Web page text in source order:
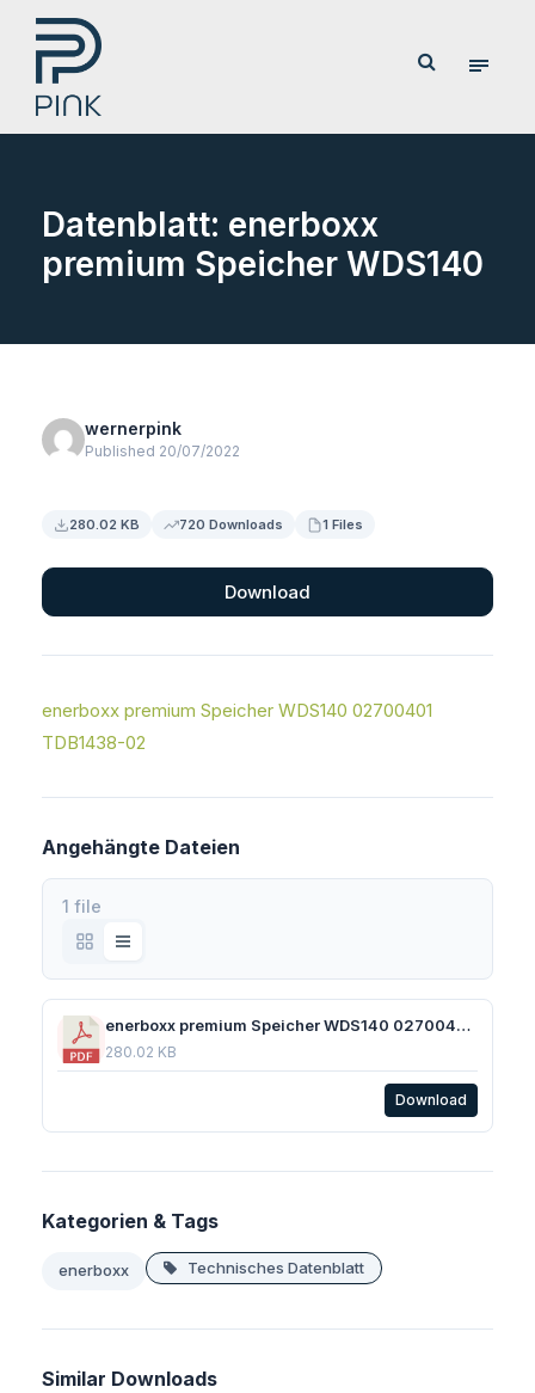
Datenblatt: enerboxx
premium Speicher WDS140
wernerpink
Published 20/07/2022
280.02 KB 720 Downloads 1 Files
Download
enerboxx premium Speicher WDS140 02700401
TDB1438-02
Angehängte Dateien
1 file
enerboxx premium Speicher WDS140 02700401 TDB1438-02.pdf
280.02 KB
Download
Kategorien & Tags
enerboxx Technisches Datenblatt
Similar Downloads